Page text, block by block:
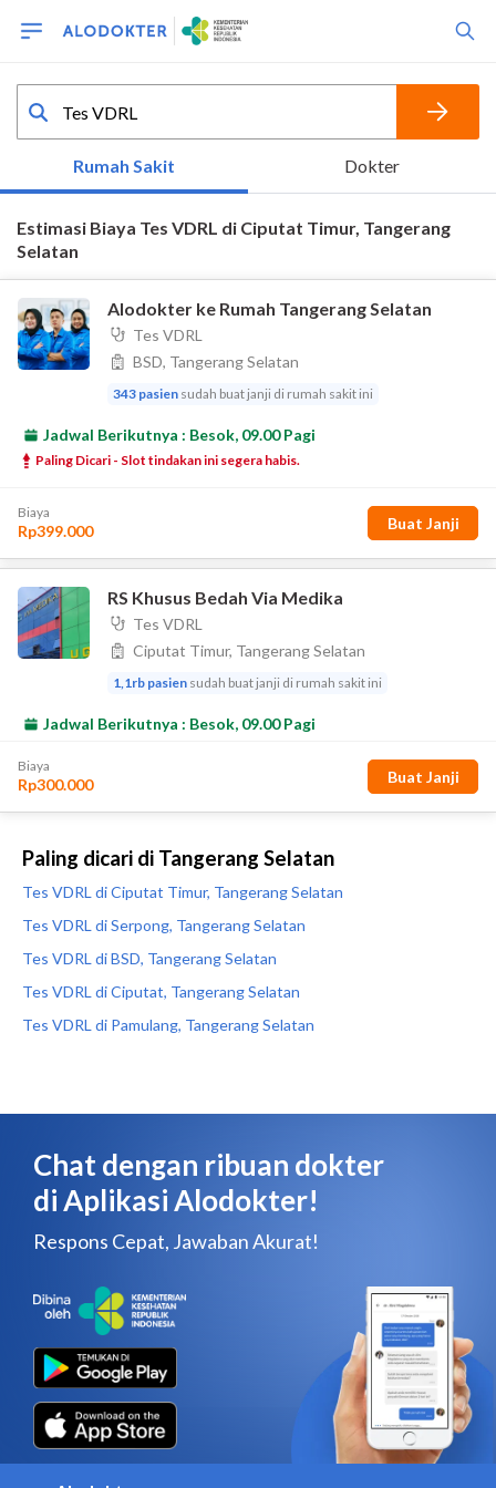
Paling dicari di Tangerang Selatan
Tes VDRL di Ciputat Timur, Tangerang Selatan
Tes VDRL di Serpong, Tangerang Selatan
Tes VDRL di BSD, Tangerang Selatan
Tes VDRL di Ciputat, Tangerang Selatan
Tes VDRL di Pamulang, Tangerang Selatan